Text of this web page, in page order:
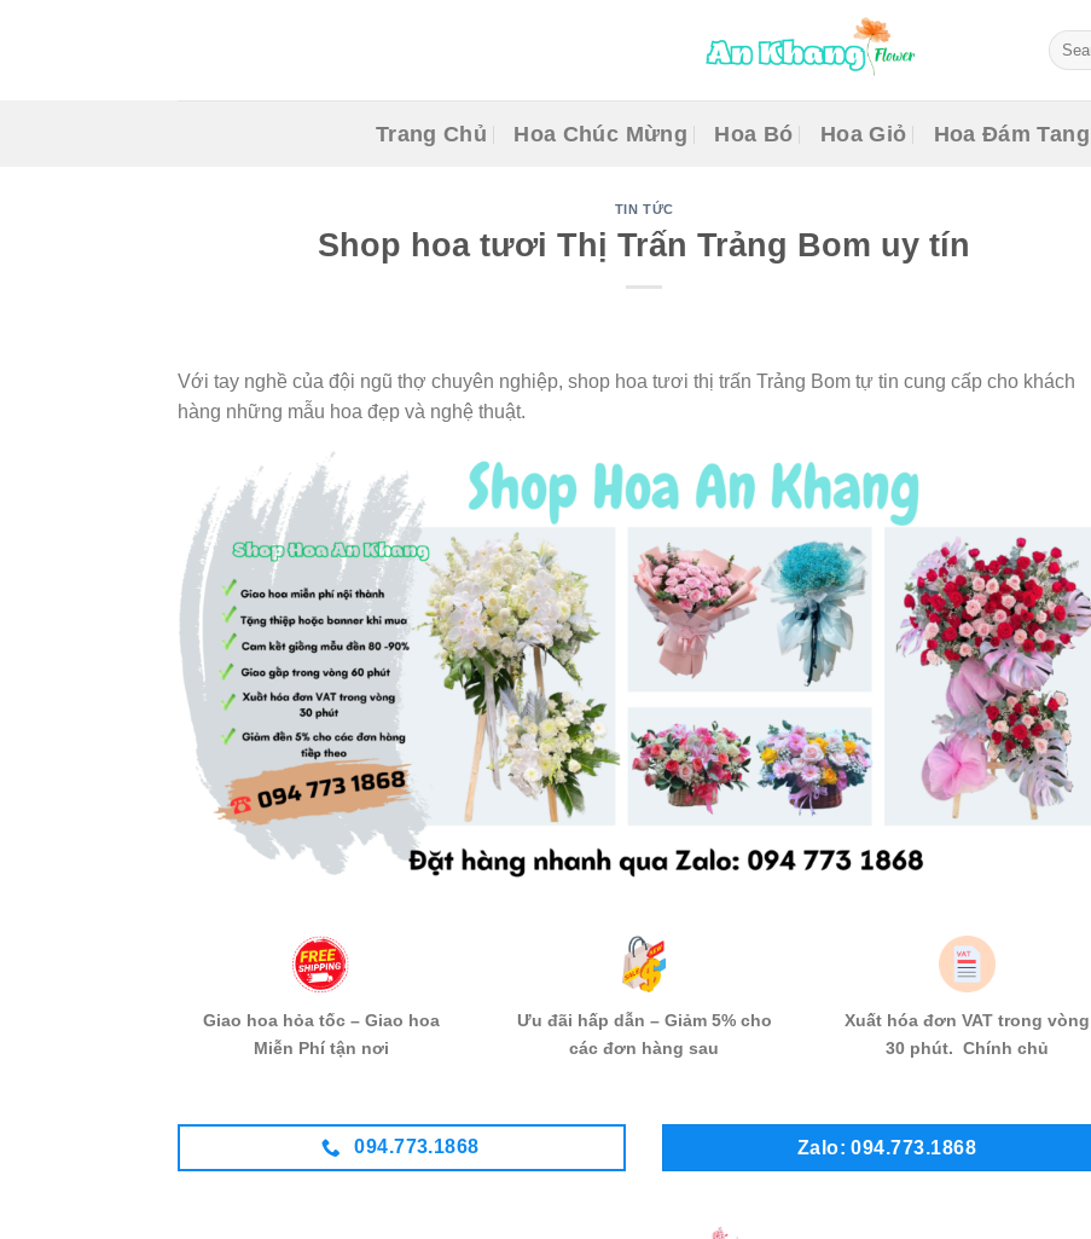
Search
for:
Trang Chủ Hoa Chúc Mừng Hoa Bó Hoa Giỏ Hoa Đám Tang
TIN TỨC
Shop hoa tươi Thị Trấn Trảng Bom uy tín
Với tay nghề của đội ngũ thợ chuyên nghiệp, shop hoa tươi thị trấn Trảng Bom tự tin cung cấp cho khách
hàng những mẫu hoa đẹp và nghệ thuật.
Giao hoa hỏa tốc – Giao hoa
Miễn Phí tận nơi
Ưu đãi hấp dẫn – Giảm 5% cho
các đơn hàng sau
Xuất hóa đơn VAT trong vòng
30 phút. Chính chủ
094.773.1868 Zalo: 094.773.1868